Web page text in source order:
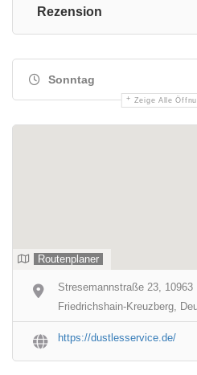
Rezension
Sonntag
Zeige Alle
Routenplaner
Stresemannstraße 23, 10963
Friedrichshain-Kreuzberg,
https://dustlesservice.de/